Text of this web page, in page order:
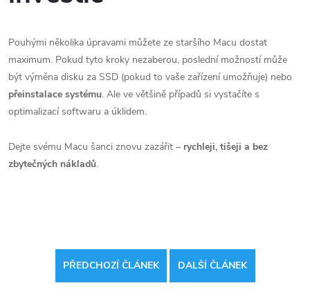
Pouhými několika úpravami můžete ze staršího Macu dostat
maximum. Pokud tyto kroky nezaberou, poslední možností může
být výměna disku za SSD (pokud to vaše zařízení umožňuje) nebo
přeinstalace systému. Ale ve většině případů si vystačíte s
optimalizací softwaru a úklidem.
Dejte svému Macu šanci znovu zazářit – rychleji, tišeji a bez
zbytečných nákladů.
PŘEDCHOZÍ ČLÁNEK DALŠÍ ČLÁNEK